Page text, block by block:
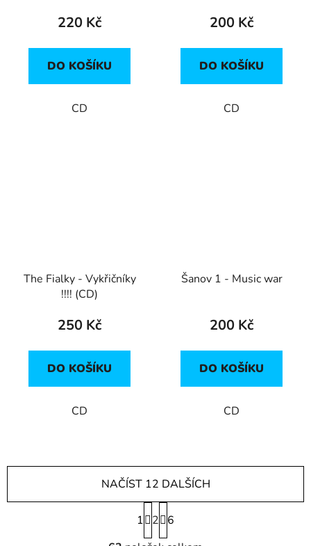
220 Kč
DO KOŠÍKU
CD
200 Kč
DO KOŠÍKU
CD
The Fialky - Vykřičníky
!!!! (CD)
250 Kč
DO KOŠÍKU
CD
Šanov 1 - Music war
200 Kč
DO KOŠÍKU
CD
O
NAČÍST 12 DALŠÍCH
S
t
r
1 2
6